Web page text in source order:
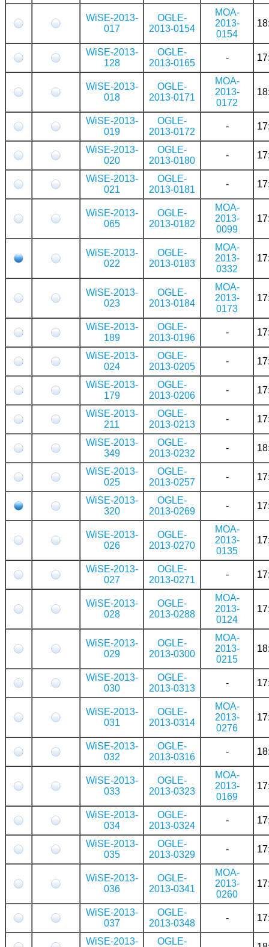
WiSE-2013-
017
OGLE-
2013-0154
MOA-
2013-
0154
WiSE-2013-
128
OGLE-
2013-0165
-
WiSE-2013-
018
OGLE-
2013-0171
MOA-
2013-
0172
WiSE-2013-
019
OGLE-
2013-0172
-
WiSE-2013-
020
OGLE-
2013-0180
-
WiSE-2013-
021
OGLE-
2013-0181
-
WiSE-2013-
065
OGLE-
2013-0182
MOA-
2013-
0099
WiSE-2013-
022
OGLE-
2013-0183
MOA-
2013-
0332
WiSE-2013-
023
OGLE-
2013-0184
MOA-
2013-
0173
WiSE-2013-
189
OGLE-
2013-0196
-
WiSE-2013-
024
OGLE-
2013-0205
-
WiSE-2013-
179
OGLE-
2013-0206
-
WiSE-2013-
211
OGLE-
2013-0213
-
WiSE-2013-
349
OGLE-
2013-0232
-
WiSE-2013-
025
OGLE-
2013-0257
-
WiSE-2013-
320
OGLE-
2013-0269
-
WiSE-2013-
026
OGLE-
2013-0270
MOA-
2013-
0135
WiSE-2013-
027
OGLE-
2013-0271
-
WiSE-2013-
028
OGLE-
2013-0288
MOA-
2013-
0124
WiSE-2013-
029
OGLE-
2013-0300
MOA-
2013-
0215
WiSE-2013-
030
OGLE-
2013-0313
-
WiSE-2013-
031
OGLE-
2013-0314
MOA-
2013-
0276
WiSE-2013-
032
OGLE-
2013-0316
-
WiSE-2013-
033
OGLE-
2013-0323
MOA-
2013-
0169
WiSE-2013-
034
OGLE-
2013-0324
-
WiSE-2013-
035
OGLE-
2013-0329
-
WiSE-2013-
036
OGLE-
2013-0341
MOA-
2013-
0260
WiSE-2013-
037
OGLE-
2013-0348
-
WiSE-2013-
OGLE-